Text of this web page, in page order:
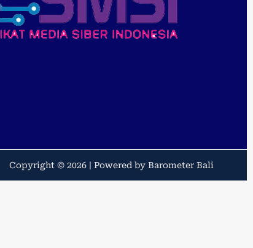
Copyright © 2026 | Powered by Barometer Bali